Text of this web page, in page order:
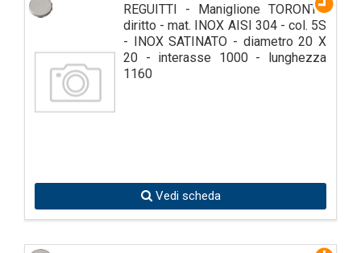
REGUITTI - Maniglione TORONTO
diritto - mat. INOX AISI 304 - col. 5S
- INOX SATINATO - diametro 20 X
20 - interasse 1000 - lunghezza
1160
Vedi scheda